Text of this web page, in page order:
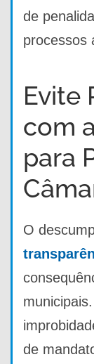
de
processos
Evite
com
para
O
de